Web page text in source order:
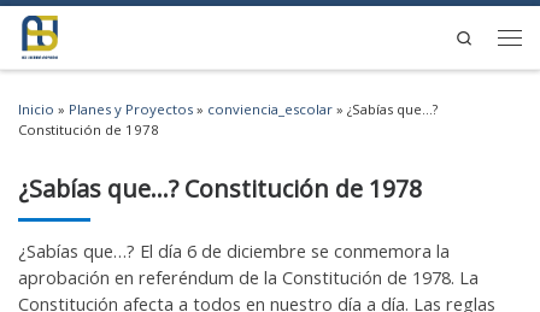
Saltar al contenido
Search
Inicio » Planes y Proyectos » conviencia_escolar » ¿Sabías que…?
Constitución de 1978
¿Sabías que…? Constitución de 1978
¿Sabías que…? El día 6 de diciembre se conmemora la
aprobación en referéndum de la Constitución de 1978. La
Constitución afecta a todos en nuestro día a día. Las reglas